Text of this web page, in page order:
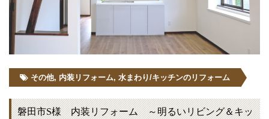
その他, 内装リフォーム, 水まわり/キッチンのリフォーム
磐田市S様 内装リフォーム ～明るいリビング＆キッ